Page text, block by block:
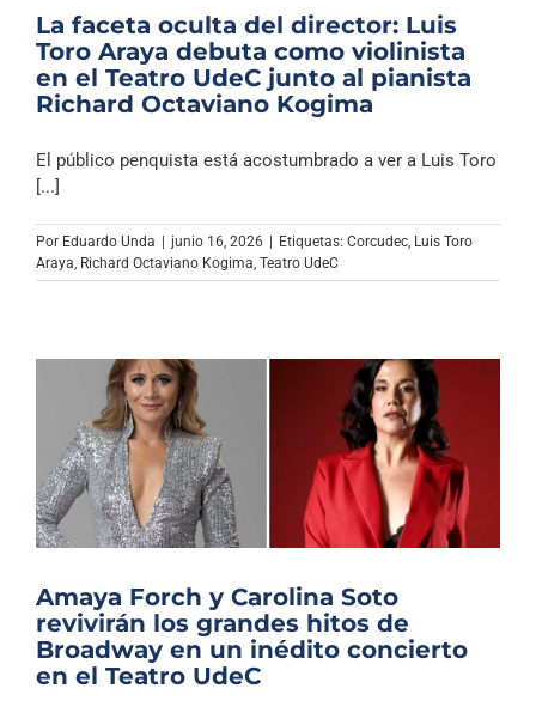
La faceta oculta del director: Luis
Toro Araya debuta como violinista
en el Teatro UdeC junto al pianista
Richard Octaviano Kogima
El público penquista está acostumbrado a ver a Luis Toro
[...]
Por Eduardo Unda junio 16, 2026 Etiquetas: Corcudec, Luis Toro
Araya, Richard Octaviano Kogima, Teatro UdeC
Amaya Forch y Carolina Soto
revivirán los grandes hitos de
Broadway en un inédito concierto
en el Teatro UdeC